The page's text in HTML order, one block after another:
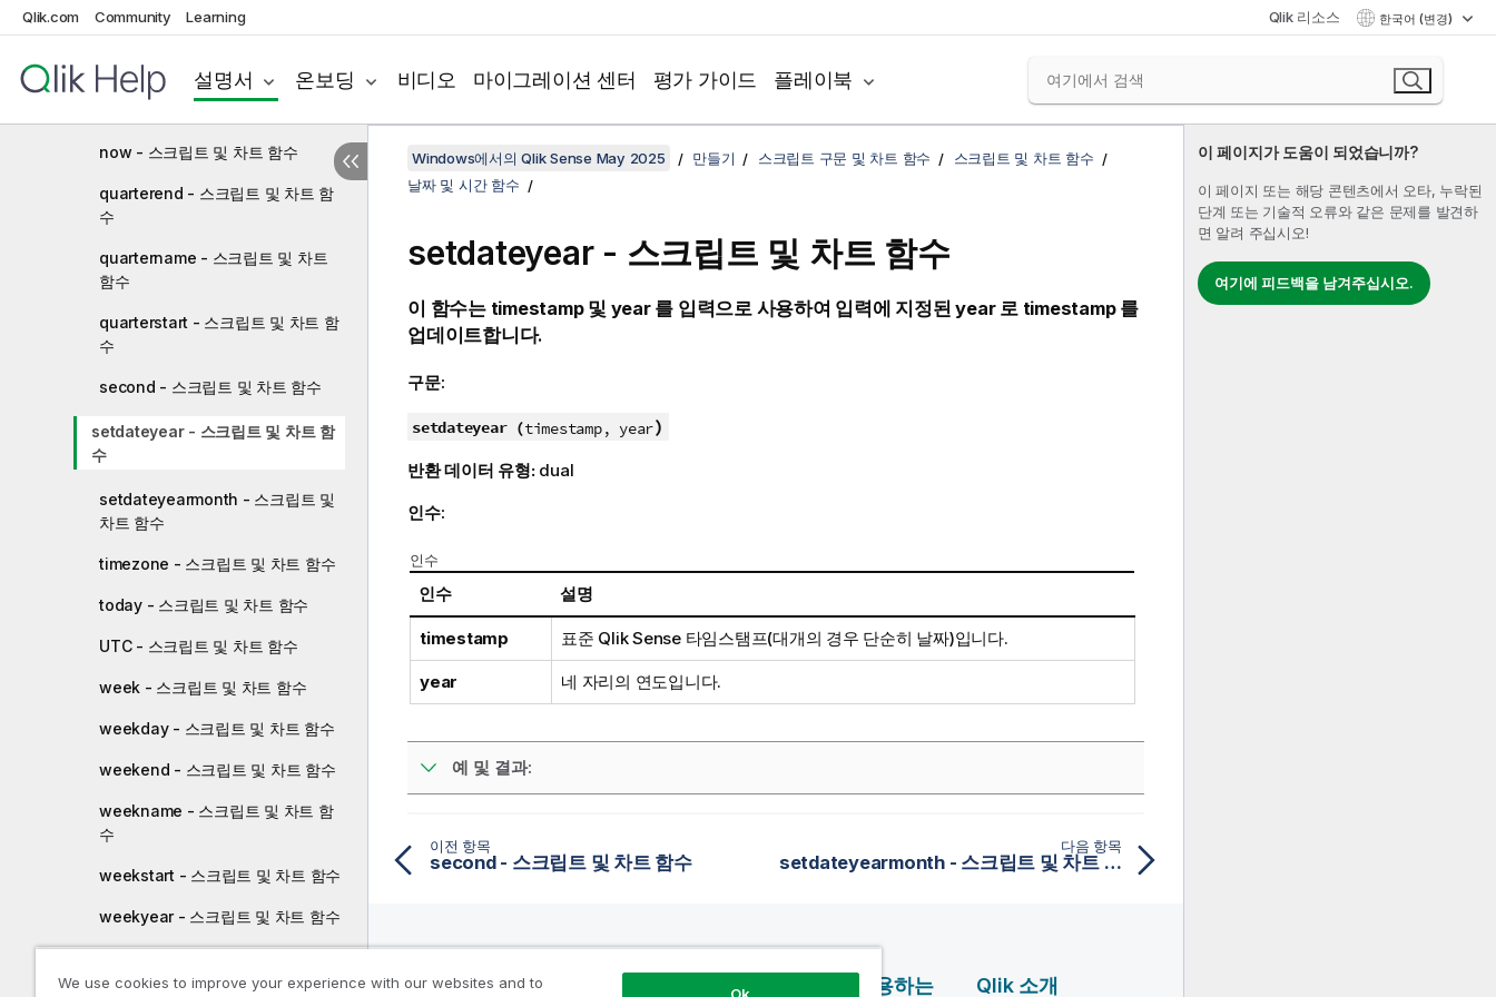
Qlik.com Community Learning Qlik 리소스 한국어 (변경)
설명서 온보딩 비디오 마이그레이션 센터 평가 가이드 플레이북
monthstart - 스크립트 및 차트 함
networkdays - 스크립트 및 차트
now - 스크립트 및 차트 함수
quarterend - 스크립트 및 차트 함
수
quartername - 스크립트 및 차트
함수
quarterstart - 스크립트 및 차트 함
수
second - 스크립트 및 차트 함수
setdateyear - 스크립트 및 차트 함
수
setdateyearmonth - 스크립트 및
차트 함수
timezone - 스크립트 및 차트 함수
today - 스크립트 및 차트 함수
UTC - 스크립트 및 차트 함수
week - 스크립트 및 차트 함수
weekday - 스크립트 및 차트 함수
weekend - 스크립트 및 차트 함수
weekname - 스크립트 및 차트 함
수
weekstart - 스크립트 및 차트 함수
weekyear - 스크립트 및 차트 함수
이 페이지가 도움이 되었습니까?
이 페이지 또는 해당 콘텐츠에서 오타, 누락된
단계 또는 기술적 오류와 같은 문제를 발견하
면 알려 주십시오!
여기에 피드백을 남겨주십시오.
Windows에서의 Qlik Sense May 2025 만들기 스크립트 구문 및 차트 함수
스크립트 및 차트 함수
날짜 및 시간 함수
setdateyear - 스크립트 및 차트 함수
이 함수는 timestamp 및 year 를 입력으로 사용하여 입력에 지정된year 로 timestamp 를
업데이트합니다.
구문:
setdateyear (timestamp, year)
반환 데이터 유형: dual
인수:
인수
인수 설명
timestamp 표준 Qlik Sense타임스탬프(대개의 경우 단순히 날짜)입니다.
year 네 자리의 연도입니다.
예 및 결과:
이전 항목
second - 스크립트 및 차트 함수
다음 항목
setdateyearmonth - 스크립트 및 차트 함수
리소스 Qlik을 사용하는 Qlik 소개
We use cookies to improve your experience with our websites and to